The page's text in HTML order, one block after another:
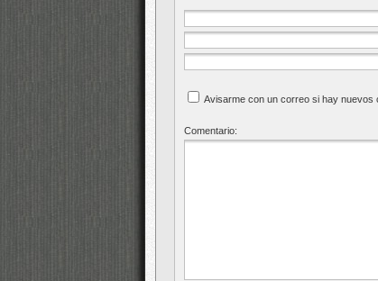
Avisarme con un correo si hay nuevos
Comentario: